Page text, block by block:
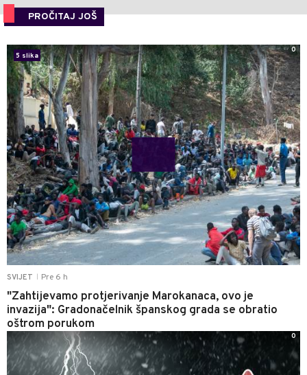
PROČITAJ JOŠ
SVIJET Pre 6 h
"Zahtijevamo protjerivanje Marokanaca, ovo je
invazija": Gradonačelnik španskog grada se obratio
oštrom porukom
5 slika
0
0